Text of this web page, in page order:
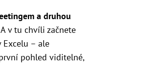
a druhou
A v tu chvíli začnete
Excelu – ale
pohled viditelné,